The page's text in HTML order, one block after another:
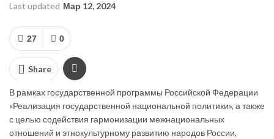
Last updated Мар 12, 2024
0
27
Share
В рамках государственной программы Российской Федерации
«Реализация государственной национальной политики», а также
с целью содействия гармонизации межнациональных
отношений и этнокультурному развитию народов России,